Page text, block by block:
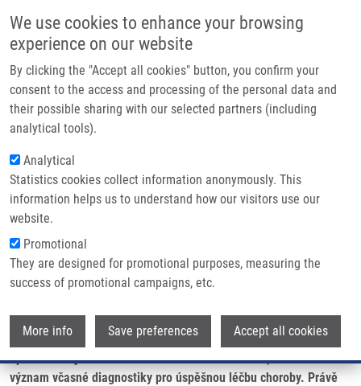
We use cookies to enhance your browsing
experience on our website
By clicking the "Accept all cookies" button, you confirm your
consent to the access and processing of the personal data and
their possible sharing with our selected partners (including
analytical tools).
Analytical
Statistics cookies collect information anonymously. This
information helps us to understand how our visitors use our
website.
Promotional
They are designed for promotional purposes, measuring the
success of promotional campaigns, etc.
More info Save preferences Accept all cookies
Main
Domů
Partner institutions
Technologie a služby
Kontakt
Drobečková navigace
Domů
Press Releases
Rakovina Plic Je Vyléčitelná, Když Je Odhalena Včas. K Tomu Má
Pomoct Nová Metoda.
Rakovina plic je vyléčitelná, když je
odhalena včas. K tomu má pomoct
nová metoda.
Úterý, 30. Červenec, 2024
Olomouc (30. července 2024) –U příležitosti Světového dne boje
proti rakovině plic, který si připomínáme 1. srpna, je třeba
upozornit nejen na závažnost tohoto onemocnění, ale i zásadní
význam včasné diagnostiky pro úspěšnou léčbu choroby. Právě